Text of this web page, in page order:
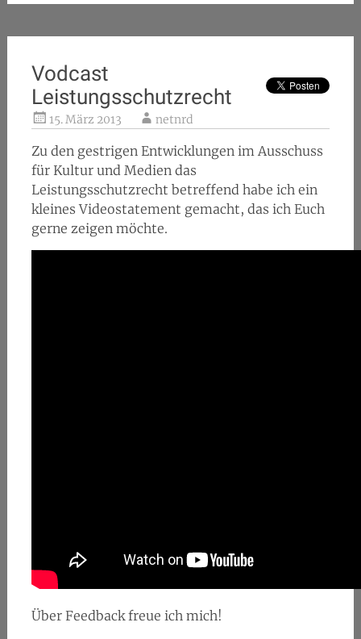
Vodcast
Leistungsschutzrecht
15. März 2013 netnrd
Zu den gestrigen Entwicklungen im Ausschuss
für Kultur und Medien das
Leistungsschutzrecht betreffend habe ich ein
kleines Videostatement gemacht, das ich Euch
gerne zeigen möchte.
Über Feedback freue ich mich!